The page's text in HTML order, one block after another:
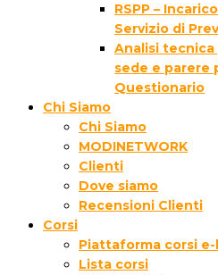
RSPP –
Servizio di
Analisi
sede e parere
Questionario
Chi Siamo
Chi Siamo
MODINETWORK
Clienti
Dove siamo
Recensioni Clienti
Corsi
Piattaforma corsi
Lista corsi